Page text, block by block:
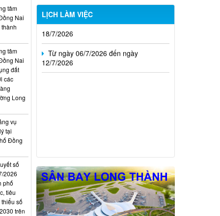
LỊCH LÀM VIỆC
Từ ngày 13/7/2026 đến ngày
18/7/2026
Từ ngày 06/7/2026 đến ngày
12/7/2026
tâm
Nai
tâm
Nai
đất
các
Long
vụ
tại
Đồng
số
2026
phố
tiêu
số
trên